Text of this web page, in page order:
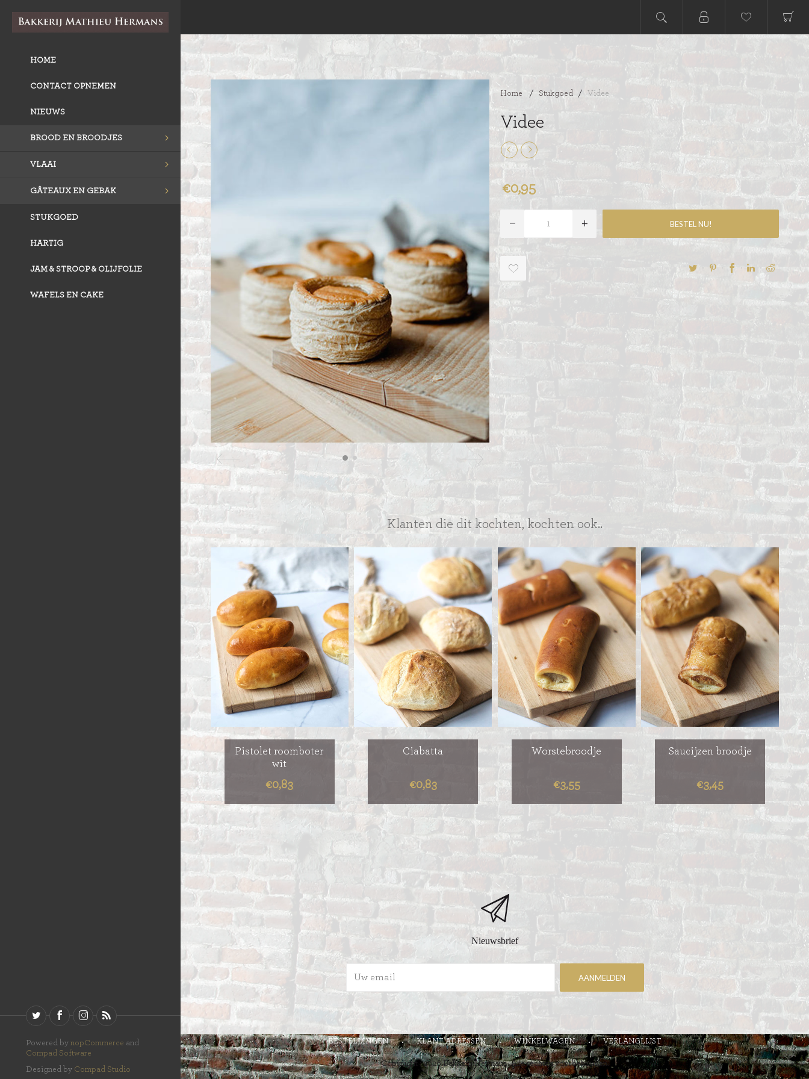
HOME
CONTACT OPNEMEN
NIEUWS
BROOD EN BROODJES
VLOERBROOD
ZUURDESEM BROOD
GEVULD BROOD
BROODJES
CROISSANTS
STOKBROOD
VLAAI
VLAAI TRADITIONEEL
HERMANS
RIJSTEVLAAI
KRUIMELVLAAI
VLAAI RASTER
OPEN VLAAI
LUXE VLAAI
SEIZOEN VLAAI
GÂTEAUX EN GEBAK
GEBAKJES
SLAGROOMTAARTEN
CRÈME AU BEURE
TAARTEN
MOKKA TAARTEN
MERENGUE TAARTEN
ROYAL TAARTEN
BAVAROISE TAARTEN
STUKGOED
HARTIG
JAM & STROOP & OLIJFOLIE
WAFELS EN CAKE
Powered by nopCommerce and
Compad Software
Designed by Compad Studio
Home / Stukgoed / Videe
Videe
€0,95
Klanten die dit kochten, kochten ook..
Pistolet roomboter
wit
€0,83
Ciabatta
€0,83
Worstebroodje
€3,55
Saucijzen broodje
€3,45
Nieuwsbrief
BESTELLINGEN KLANT ADRESSEN WINKELWAGEN VERLANGLIJST
Copyright ; 2026 Bakkerij Hermans. Alle rechten voorbehouden.